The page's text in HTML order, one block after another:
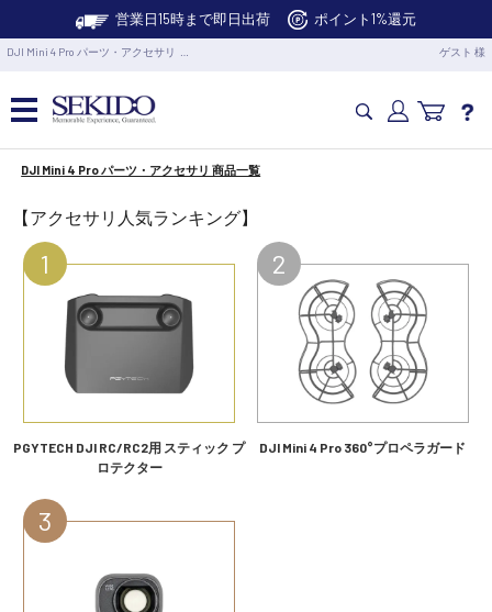
営業日15時まで即日出荷 ポイント1%還元
DJI Mini 4 Pro パーツ・アクセサリ … ゲスト 様
カメラドローン・生活家電
カメラ・スタビライザー
業務用ドローン・業務関連製品
水中ドローン(ROV)・水中スクーター
RC・ロボット部品
講習会･国家資格･WEBセミナー
DJI Mini 4 Pro パーツ・アクセサリ 商品一覧
【アクセサリ人気ランキング】
PGYTECH DJI RC/RC2用 スティック プ
ロテクター
DJI Mini 4 Pro 360°プロペラガード